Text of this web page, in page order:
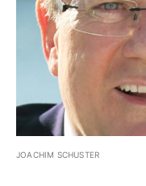
JOACHIM SCHUSTER